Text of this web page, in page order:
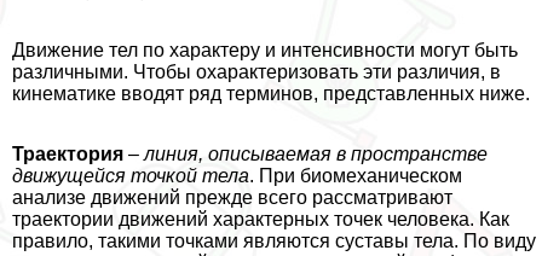
Движение тел по хаpaктеру и интенсивности могут быть
различными. Чтобы охаpaктеризовать эти различия, в
кинематике вводят ряд терминов, представленных ниже.
Траектория – линия, описываемая в прострaнcтве
движущейся точкой тела. При биомеханическом
анализе движений прежде всего рассматривают
траектории движений хаpaктерных точек человека. Как
правило, такими точками являются суставы тела. По виду